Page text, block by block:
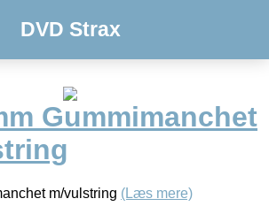
DVD Strax
Gummimanchet
m/vulstring (Læs mere)